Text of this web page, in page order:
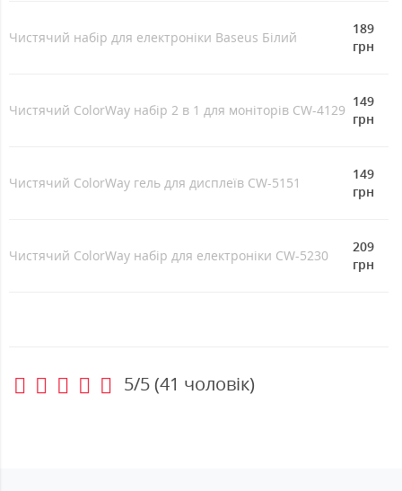
Чистячий набір для електроніки Baseus Білий
189
грн
Чистячий ColorWay набір 2 в 1 для моніторів CW-4129
149
грн
Чистячий ColorWay гель для дисплеїв CW-5151
149
грн
Чистячий ColorWay набір для електроніки CW-5230
209
грн
5/5(41 чоловік)